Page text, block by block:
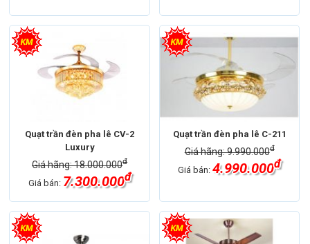
Quạt trần đèn pha lê CV-2
Luxury
Giá hãng: 18.000.000đ
Giá bán: 7.300.000đ
Quạt trần đèn pha lê C-211
Giá hãng: 9.990.000đ
Giá bán:4.990.000đ